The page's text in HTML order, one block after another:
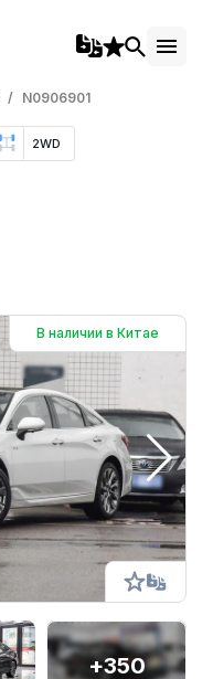
/ N0906901
2WD
В наличии в Китае
+350